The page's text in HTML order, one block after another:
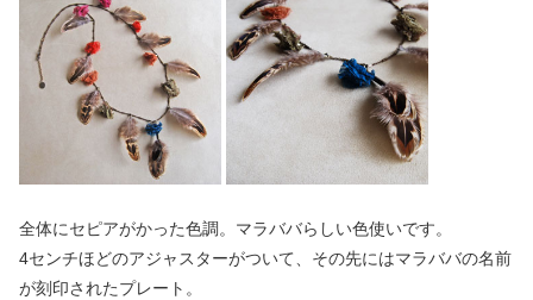
全体にセピアがかった色調。マラババらしい色使いです。
4センチほどのアジャスターがついて、その先にはマラババの名前
が刻印されたプレート。